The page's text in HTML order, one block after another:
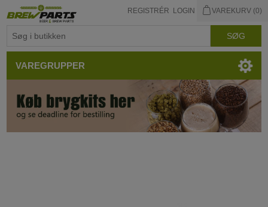
REGISTRÉR LOGIN VAREKURV (0)
VAREGRUPPER